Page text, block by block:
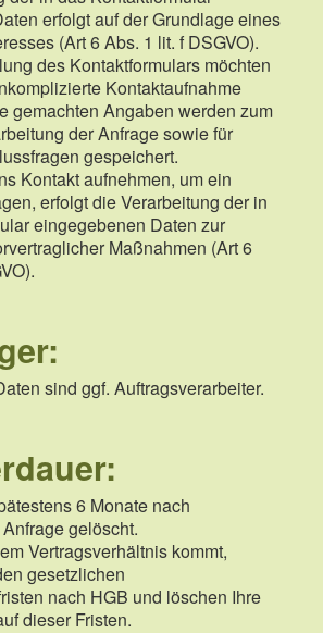
erfolgt auf der Grundlage eines
(Art 6 Abs. 1 lit. f DSGVO).
des Kontaktformulars möchten
Kontaktaufnahme
gemachten Angaben werden zum
der Anfrage sowie für
gespeichert.
Kontakt aufnehmen, um ein
erfolgt die Verarbeitung der in
eingegebenen Daten zur
Maßnahmen (Art 6
sind ggf. Auftragsverarbeiter.
6 Monate nach
gelöscht.
Vertragsverhältnis kommt,
gesetzlichen
nach HGB und löschen Ihre
dieser Fristen.